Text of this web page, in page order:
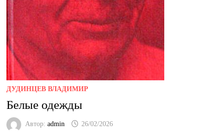
ДУДИНЦЕВ ВЛАДИМИР
Белые одежды
Автор:admin 26/02/2026